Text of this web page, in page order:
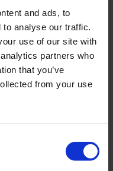
and ads, to
to analyse our traffic.
use of our site with
partners who
that you’ve
from your use
in eine verfeinerte
fangen das Licht und
bis Karmin über zartem
Tragekomfort.